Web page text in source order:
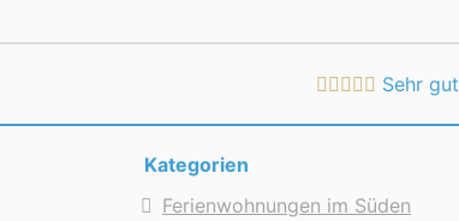
Sehr gut
Kategorien
Ferienwohnungen im Süden